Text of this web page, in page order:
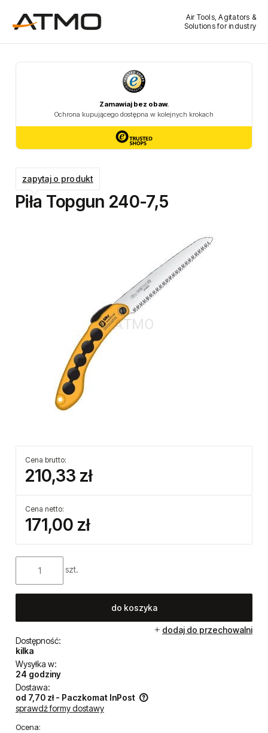
Air Tools, Agitators &
Solutions for industry
Piła Topgun 240-7,5
Cena brutto:
210,33 zł
Cena netto:
171,00 zł
szt.
do koszyka
dodaj do przechowalni
Dostępność:
kilka
Wysyłka w:
24 godziny
Dostawa:
od 7,70 zł - Paczkomat InPost
Cena nie zawiera ewentualnych kosztów płatności
sprawdź formy dostawy
Ocena:
zapytaj o produkt